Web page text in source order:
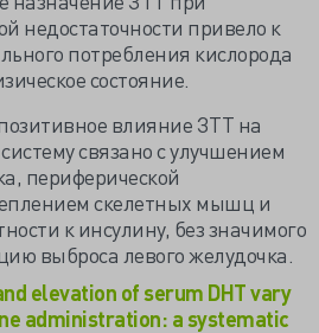
недостаточности привело к
потребления кислорода
состояние.
влияние ЗТТ на
связано с улучшением
периферической
скелетных мышц и
к инсулину, без значимого
выброса левого желудочка.
elevation of serum DHT vary
administration: a systematic